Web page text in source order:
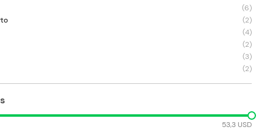
(6)
(2)
(4)
(2)
(3)
(2)
53,3 USD